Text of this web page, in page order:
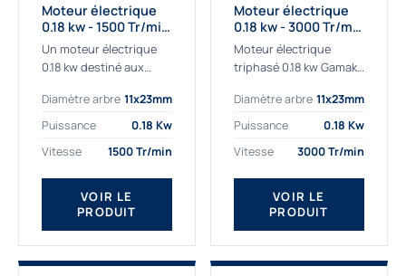
Moteur électrique
0.18 kw - 1500 Tr/min
- 230/400V - IE2
Un moteur électrique
0.18 kw destiné aux
exigeantes. Fort de
nombreuses années
détermination et la
fourniture...
Diamètre arbre 11x23mm
Puissance
0.18 Kw
Vitesse
1500 Tr/min
VOIR LE
PRODUIT
Moteur électrique
0.18 kw - 3000 Tr/min
- 230/400V - IE2
Moteur électrique
triphasé 0.18 kw Gamak,
professionnelle
indispensable à vos
Fournisseur Français
des moteurs
électriques Gamak,
nous proposons
exclusivement des...
Diamètre arbre 11x23mm
Puissance
0.18 Kw
Vitesse
3000 Tr/min
VOIR LE
PRODUIT